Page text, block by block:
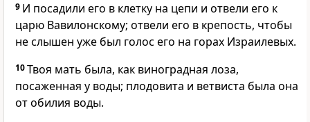
9 И посадили его в клетку на цепи и отвели его к
царю Вавилонскому; отвели его в крепость, чтобы
не слышен уже был голос его на горах Израилевых.
10Твоя мать была, как виноградная лоза,
посаженная у воды; плодовита и ветвиста была она
от обилия воды.